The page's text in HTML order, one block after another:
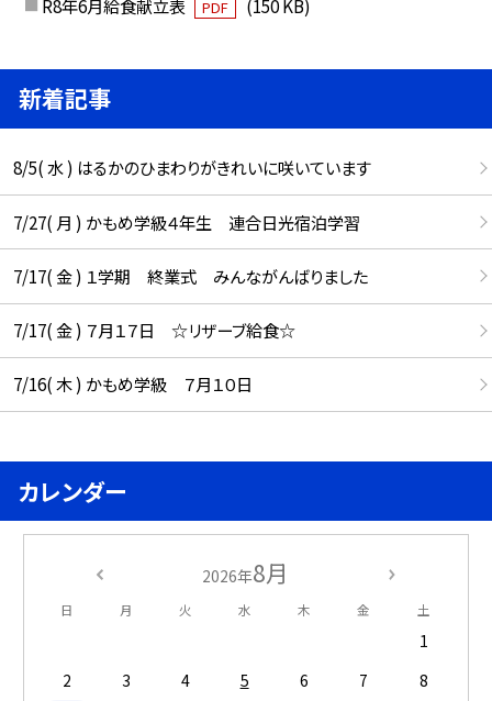
R8年6月給食献立表
PDF (150 KB)
新着記事
8/5( 水 ) はるかのひまわりがきれいに咲いています
7/27( 月 ) かもめ学級４年生 連合日光宿泊学習
7/17( 金 ) １学期 終業式 みんながんばりました
7/17( 金 ) ７月１７日 ☆リザーブ給食☆
7/16( 木 ) かもめ学級 ７月１０日
カレンダー
2026年8月
日 月 火 水 木 金 土
1
2
3 4 5 6 7
8